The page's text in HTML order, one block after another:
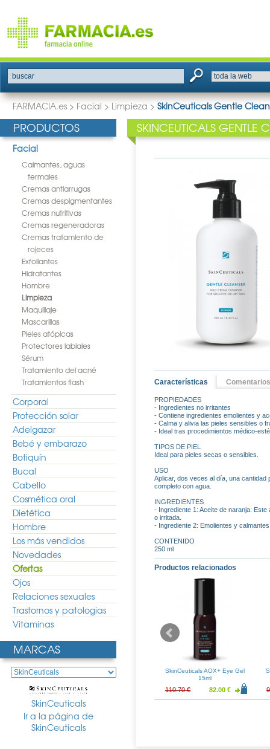
buscar
FARMACIA.es > Facial > Limpieza > SkinCeuticals Gentle
PRODUCTOS
Facial
Calmantes, aguas
termales
Cremas antiarrugas
Cremas despigmentantes
Cremas nutritivas
Cremas regeneradoras
Cremas tratamiento de
rojeces
Exfoliantes
Hidratantes
Hombre
Limpieza
Maquillaje
Mascarillas
Pieles atópicas
Protectores labiales
Sérum
Tratamiento del acné
Tratamientos flash
Corporal
Protección solar
Adelgazar
Bebé y embarazo
Botiquín
Bucal
Cabello
Cosmética oral
Dietética
Hombre
Los más vendidos
Novedades
Ofertas
Ojos
Relaciones sexuales
Trastornos y patologias
Vitaminas
MARCAS
SkinCeuticals
Ir a la página de
SkinCeuticals
SKINCEUTICALS GENTLE
Características Comentarios
PROPIEDADES
- Ingredientes no irritantes
- Contiene ingredientes emolientes y
- Calma y alivia las pieles sensibles o
- Ideal tras procedimientos médico-
TIPOS DE PIEL
Ideal para pieles secas o sensibles.
USO
Aplicar, dos veces al día, una
completo con agua.
INGREDIENTES
- Ingrediente 1: Aceite de naranja:
o irritada.
- Ingrediente 2: Emolientes y
CONTENIDO
250 ml
Productos relacionados
Blemish + Age
30ml
SkinCeuticals Hydrating B5
Masque 75ml
83.72 €
SkinCeuticals AOX+ Eye Gel
15ml
110.70 € 82.00 €